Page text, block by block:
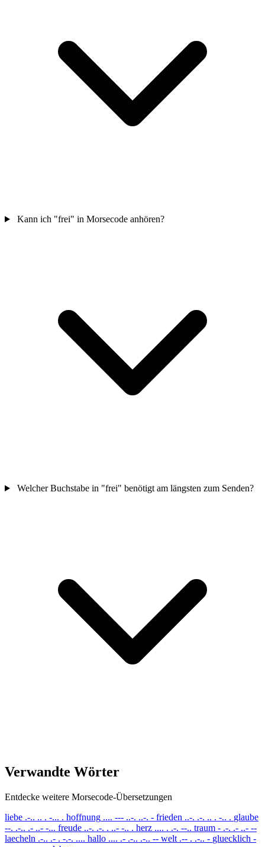
Kann ich "frei" in Morsecode anhören?
Welcher Buchstabe in "frei" benötigt am längsten zum Senden?
Verwandte Wörter
Entdecke weitere Morsecode-Übersetzungen
liebe .-.. .. . -... . hoffnung .... --- ..-. ..-. - frieden ..-. .-. .. . -.. . glaube
--. .-.. .- ..- -... freude ..-. .-. . ..- -.. . herz .... . .-. --.. traum - .-. .- ..- --
laecheln .-.. .- . -.-. .... hallo .... .- .-.. .-.. -- welt .-- . .-.. - gluecklich -